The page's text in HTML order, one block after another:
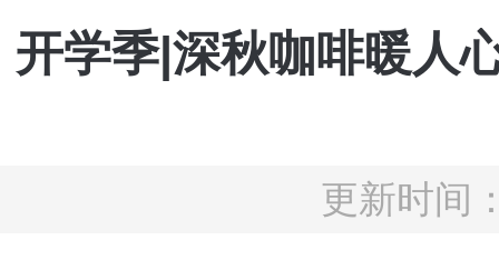
开学季|深秋咖啡暖人
更新时间